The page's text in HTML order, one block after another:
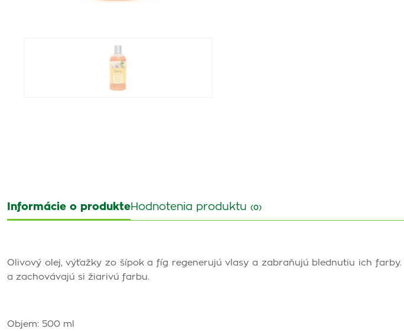
Informácie o produkteHodnotenia produktu (0)
Olivový olej, výťažky zo šípok a fíg regenerujú vlasy a zabraňujú blednutiu ich
a zachovávajú si žiarivú farbu.
Objem: 500 ml